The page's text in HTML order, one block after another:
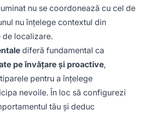
nu se coordonează cu cel de
nu înțelege contextul din
de localizare.
diferă fundamental ca
pe învățare și proactive,
pentru a înțelege
nevoile. În loc să configurezi
tău și deduc